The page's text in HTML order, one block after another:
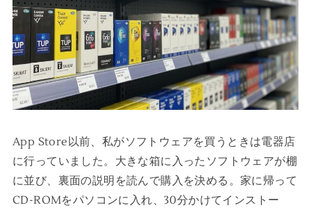
App Store以前、私がソフトウェアを買うときは電器店
に行っていました。大きな箱に入ったソフトウェアが棚
に並び、裏面の説明を読んで購入を決める。家に帰って
CD-ROMをパソコンに入れ、30分かけてインストー